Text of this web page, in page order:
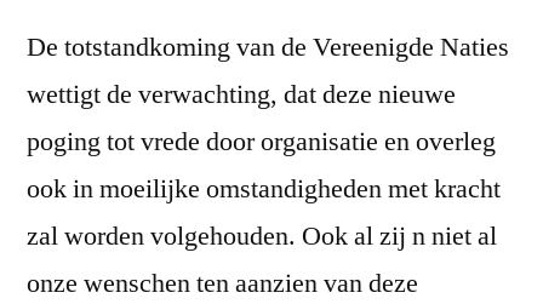
De totstandkoming van de Vereenigde Naties
wettigt de verwachting, dat deze nieuwe
poging tot vrede door organisatie en overleg
ook in moeilijke omstandigheden met kracht
zal worden volgehouden. Ook al zij n niet al
onze wenschen ten aanzien van deze